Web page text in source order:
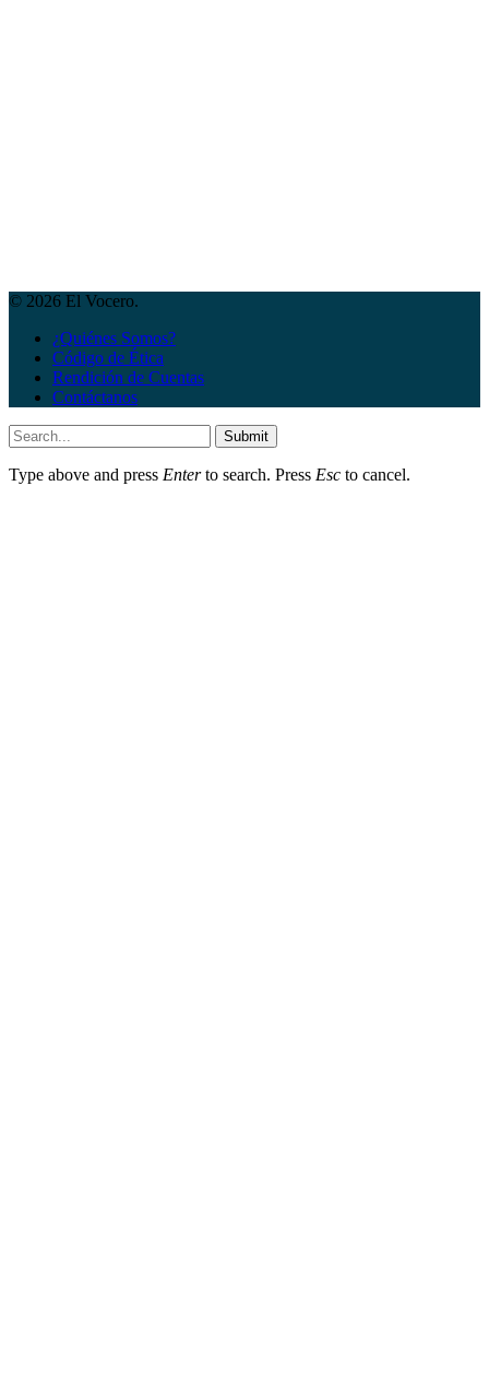
© 2026 El Vocero.
¿Quiénes Somos?
Código de Ética
Rendición de Cuentas
Contáctanos
Submit
Type above and press Enterto search. Press Esc to cancel.